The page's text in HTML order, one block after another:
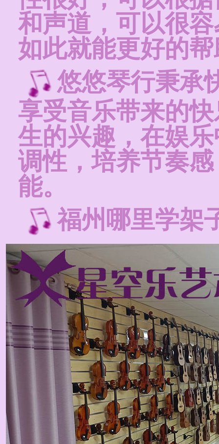
和声道，可以很
如此就能更好的
悠悠琴行秉承
享受音乐带来的
生的兴趣，在娱
调性，培养节奏
能。
福州哪里学架